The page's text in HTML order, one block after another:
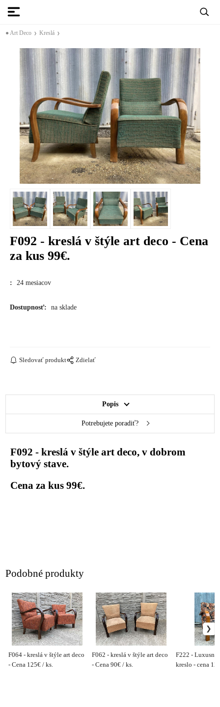
● Art Deco Kreslá
F092 - kreslá v štýle art deco - Cena
za kus 99€.
: 24 mesiacov
Dostupnosť: na sklade
Sledovať produkt Zdielať
Popis
Potrebujete poradiť?
F092 - kreslá v štýle art deco, v dobrom
bytový stave.
Cena za kus 99€.
Podobné produkty
F064 - kreslá v štýle art deco
- Cena 125€ / ks.
F062 - kreslá v štýle art deco
- Cena 90€ / ks.
F222 - Luxusné
kreslo - cena